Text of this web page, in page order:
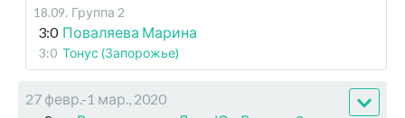
18.09. Группа 2
3:0 Поваляева Марина
3:0 Тонус (Запорожье)
27 февр.-1 мар., 2020